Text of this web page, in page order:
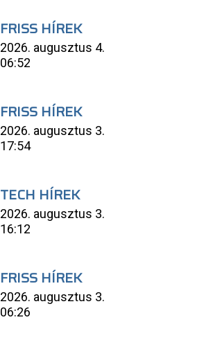
FRISS HÍREK
2026. augusztus 4.
06:52
FRISS HÍREK
2026. augusztus 3.
17:54
TECH HÍREK
2026. augusztus 3.
16:12
FRISS HÍREK
2026. augusztus 3.
06:26